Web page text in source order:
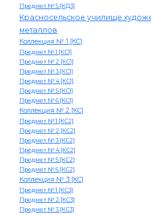
Предмет № 5 [КД3]
Красносельское училище
металлов
Коллекция № 1 [КС]
Предмет № 1 [КС1]
Предмет № 2 [КС1]
Предмет № 3 [КС1]
Предмет № 4 [КС1]
Предмет № 5 [КС1]
Предмет № 6 [КС1]
Коллекция № 2 [КС]
Предмет № 1 [КС2]
Предмет № 2 [КС2]
Предмет № 3 [КС2]
Предмет № 4 [КС2]
Предмет № 5 [КС2]
Предмет № 6 [КС2]
Коллекция № 3 [КС]
Предмет № 1 [КС3]
Предмет № 2 [КС3]
Предмет № 3 [КС3]